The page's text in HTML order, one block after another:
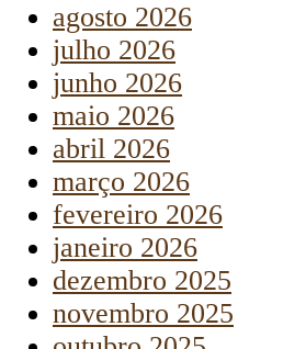
agosto 2026
julho 2026
junho 2026
maio 2026
abril 2026
março 2026
fevereiro 2026
janeiro 2026
dezembro 2025
novembro 2025